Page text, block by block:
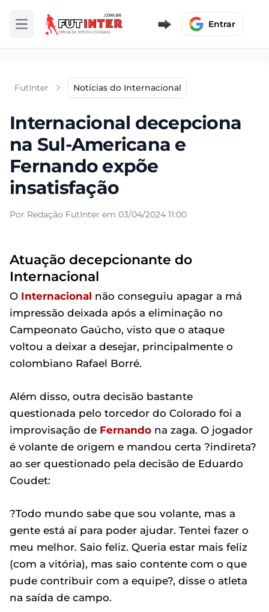
Abrir menu Entrar
FutInter Notícias do Internacional
Internacional decepciona
na Sul-Americana e
Fernando expõe
insatisfação
Por Redação FutInter em 03/04/2024 11:00
Atuação decepcionante do
Internacional
O Internacional não conseguiu apagar a má
impressão deixada após a eliminação no
Campeonato Gaúcho, visto que o ataque
voltou a deixar a desejar, principalmente o
colombiano Rafael Borré.
Além disso, outra decisão bastante
questionada pelo torcedor do Colorado foi a
improvisação de Fernando na zaga. O jogador
é volante de origem e mandou certa ?indireta?
ao ser questionado pela decisão de Eduardo
Coudet:
?Todo mundo sabe que sou volante, mas a
gente está aí para poder ajudar. Tentei fazer o
meu melhor. Saio feliz. Queria estar mais feliz
(com a vitória), mas saio contente com o que
pude contribuir com a equipe?, disse o atleta
na saída de campo.